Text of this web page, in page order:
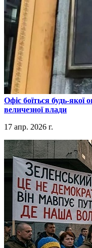
​Офіс боїться будь-якої
величезної влади
17 апр. 2026 г.